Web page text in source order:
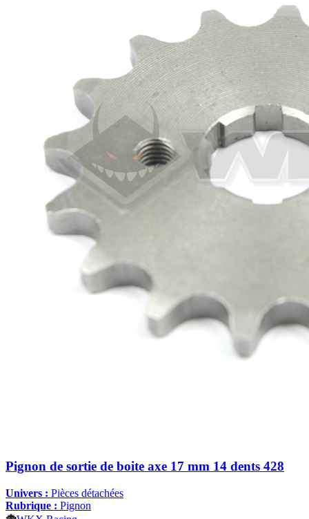
Pignon de sortie de boite axe 17 mm 14 dents 428
Univers : Pièces détachées
Rubrique : Pignon